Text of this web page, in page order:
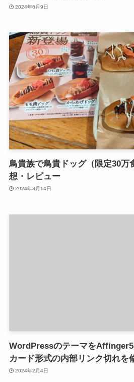
2024年6月9日
鳥貴族で鳥貴ドッグ（限定30万
想・レビュー
2024年3月14日
WordPressのテーマをAffinger5
カード形式の内部リンク切れを
2024年2月4日